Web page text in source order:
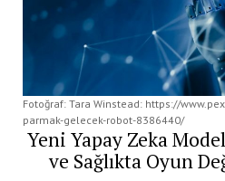
Fotoğraf: Tara Winstead: https://
parmak-gelecek-robot-8386440/
Yeni Yapay Zeka
ve Sağlıkta Oyun